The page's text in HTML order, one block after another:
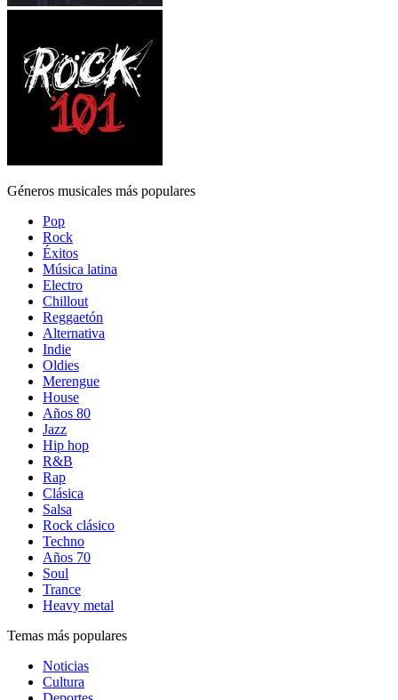
Géneros musicales más populares
Pop
Rock
Éxitos
Música latina
Electro
Chillout
Reggaetón
Alternativa
Indie
Oldies
Merengue
House
Años 80
Jazz
Hip hop
R&B
Rap
Clásica
Salsa
Rock clásico
Techno
Años 70
Soul
Trance
Heavy metal
Temas más populares
Noticias
Cultura